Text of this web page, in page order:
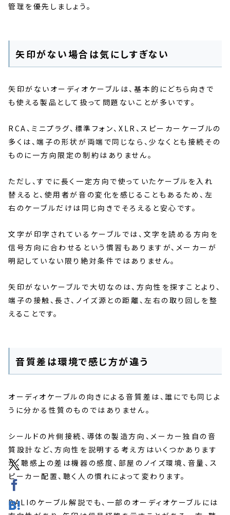
管理を優先しましょう。
矢印がない場合は気にしすぎない
矢印がないオーディオケーブルは、基本的にどちら向きで
も使える製品として扱って問題ないことが多いです。
RCA、ミニプラグ、標準フォン、XLR、スピーカーケーブルの
多くは、端子の形状が両端で同じなら、少なくとも接続その
ものに一方向限定の制約はありません。
ただし、すでに長く一定方向で使っていたケーブルを入れ
替えると、使用者が音の変化を感じることもあるため、左
右のケーブルだけは同じ向きでそろえると安心です。
文字が印字されているケーブルでは、文字を読める方向を
信号方向に合わせるという慣習もありますが、メーカーが
明記していない限り絶対条件ではありません。
矢印がないケーブルで大切なのは、方向性を探すことより、
端子の接触、長さ、ノイズ源との距離、左右の取り回しを整
えることです。
音質差は環境で感じ方が違う
オーディオケーブルの向きによる音質差は、誰にでも同じよ
うに分かる性質のものではありません。
シールドの片側接続、導体の製造方向、メーカー独自の音
質設計など、方向性を説明する考え方はいくつかあります
が、聴感上の差は機器の感度、部屋のノイズ環境、音量、ス
ピーカー配置、聴く人の慣れによって変わります。
DALIのケーブル解説でも、一部のオーディオケーブルには